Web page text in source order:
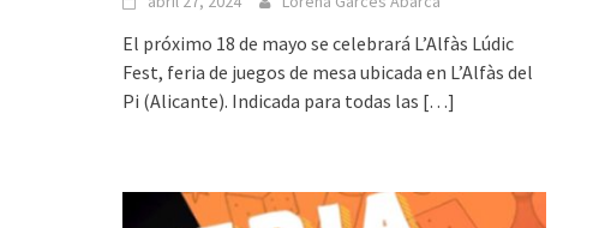
El próximo 18 de mayo se celebrará L’Alfàs Lúdic
Fest, feria de juegos de mesa ubicada en L’Alfàs del
Pi (Alicante). Indicada para todas las […]